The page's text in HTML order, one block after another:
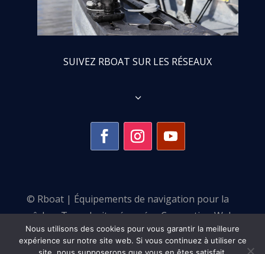
SUIVEZ RBOAT SUR LES RÉSEAUX
3
© Rboat | Équipements de navigation pour la
pêche •Tous droits réservés •Conception Web :
Pulse Communication
Nous utilisons des cookies pour vous garantir la meilleure
expérience sur notre site web. Si vous continuez à utiliser ce